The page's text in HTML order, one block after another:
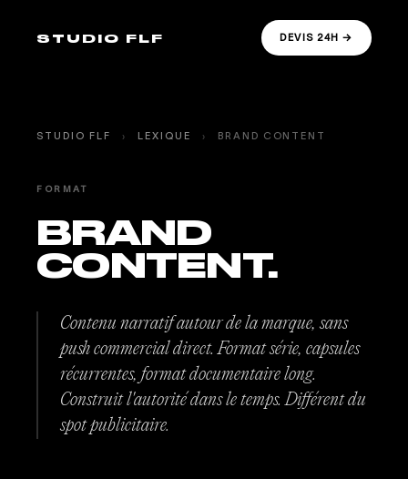
STUDIO FLF DEVIS 24H →
STUDIO FLF › LEXIQUE › BRAND CONTENT
FORMAT
BRAND
CONTENT.
Contenu narratif autour de la marque, sans
push commercial direct. Format série, capsules
récurrentes, format documentaire long.
Construit l'autorité dans le temps. Différent du
spot publicitaire.